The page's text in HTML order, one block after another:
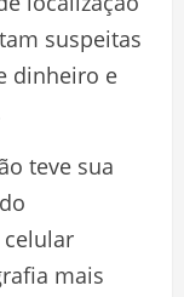
suspeitas
dinheiro e
teve sua
mais